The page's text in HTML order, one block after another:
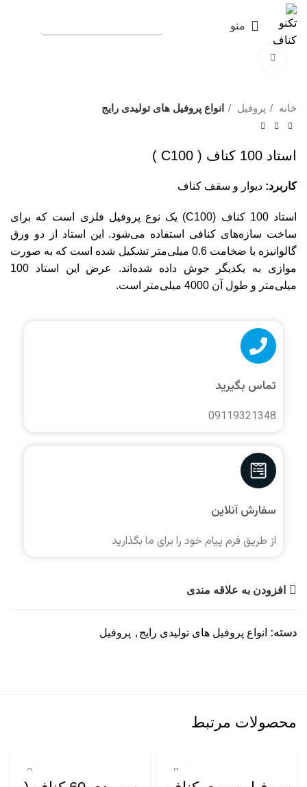
منو
خانه پروفیل انواع پروفیل های تولیدی رایج
استاد 100 کناف ( C100 )
کاربرد: دیوار و سقف کناف
استاد 100 کناف (C100) یک نوع پروفیل فلزی است که برای
ساخت سازه‌های کنافی استفاده می‌شود. این استاد از دو ورق
گالوانیزه با ضخامت 0.6 میلی‌متر تشکیل شده است که به صورت
موازی به یکدیگر جوش داده شده‌اند. عرض این استاد 100
میلی‌متر و طول آن 4000 میلی‌متر است.
تماس بگیرید
09119321348
سفارش آنلاین
از طریق فرم پیام خود را برای ما بگذارید
افزودن به علاقه مندی
دسته: انواع پروفیل های تولیدی رایج , پروفیل
محصولات مرتبط